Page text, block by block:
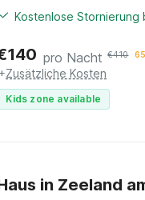
Kostenlose Stornierung
140 pro Nacht €410
+Zusätzliche Kosten
Kids zone available
in Zeeland